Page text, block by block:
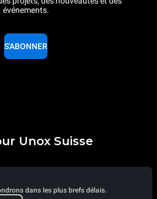
événements.
S'ABONNER
Unox Suisse
dans les plus brefs délais.